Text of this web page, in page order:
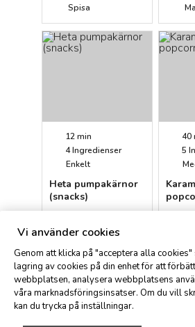
Spisa
12 min
4Ingredienser
Enkelt
Heta pumpakärnor
(snacks)
40
5
Vi använder cookies
Genom att klicka på "acceptera alla
lagring av cookies på din enhet för att
webbplatsen, analysera webbplatsens
våra marknadsföringsinsatser. Om du vill
kan du trycka på inställningar.